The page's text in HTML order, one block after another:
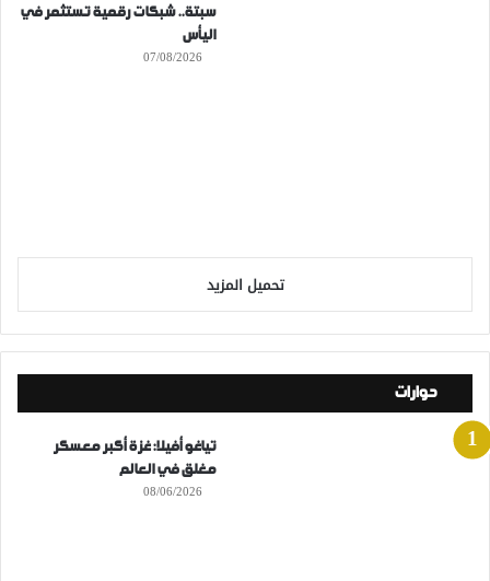
سبتة.. شبكات رقمية تستثمر في
اليأس
07/08/2026
تحميل المزيد
حوارات
تياغو أفيلا: غزة أكبر معسكر
مغلق في العالم
08/06/2026